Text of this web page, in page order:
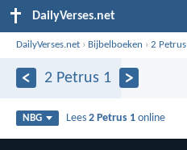
DailyVerses.net
DailyVerses.net › Bijbelboeken ›2 Petrus
2 Petrus 1
NBG Lees2 Petrus 1 online